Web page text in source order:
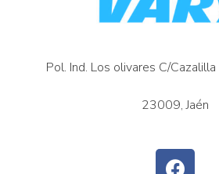
Pol. Ind. Los olivares C/
23009, Jaén